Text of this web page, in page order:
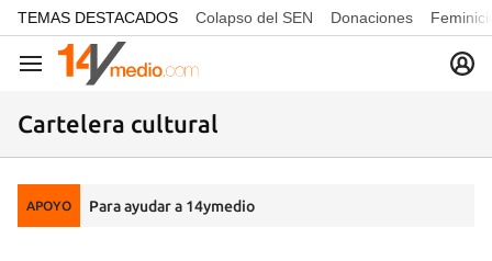
common.go-to-content
TEMAS DESTACADOS Colapso del SEN Donaciones
Navegación
Cartelera cultural
APOYO Para ayudar a 14ymedio